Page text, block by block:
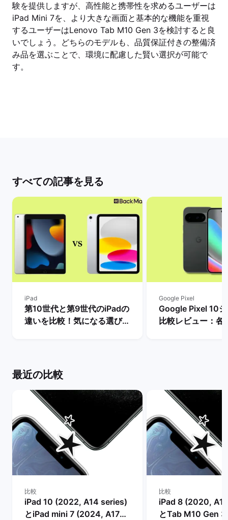
験を提供しますが、高性能と携帯性を求めるユーザーは
iPad Mini 7を、より大きな画面と基本的な機能を重視
するユーザーはLenovo Tab M10 Gen 3を検討すると良
いでしょう。どちらのモデルも、品質保証付きの整備済
み品を選ぶことで、環境に配慮した賢い選択が可能で
す。
すべての記事を見る
iPad
第10世代と第9世代のiPadの
違いを比較！気になる選び
Google Pixel
Google Pixel 10
比較レビュー：各
最近の比較
比較
iPad 10 (2022, A14 series)
とiPad mini 7 (2024, A17
比較
iPad 8 (2020,
とTab M10 Gen 3